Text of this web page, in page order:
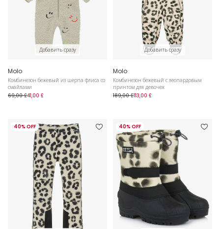
Добавить сразу
Molo
Комбинезон бежевый из шерпа флиса со
смайлами
69,00 £41,00 £
Добавить сразу
Molo
Комбинезон бежевый с леопардовым
принтом для девочек
189,00 £113,00 £
40% OFF 40% OFF